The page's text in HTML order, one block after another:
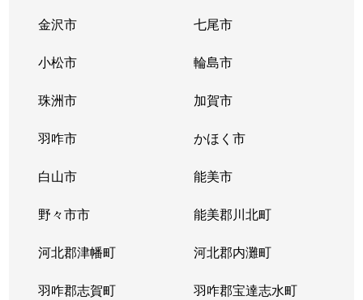
金沢市 七尾市
小松市 輪島市
珠洲市 加賀市
羽咋市 かほく市
白山市 能美市
野々市市 能美郡川北町
河北郡津幡町 河北郡内灘町
羽咋郡志賀町 羽咋郡宝達志水町